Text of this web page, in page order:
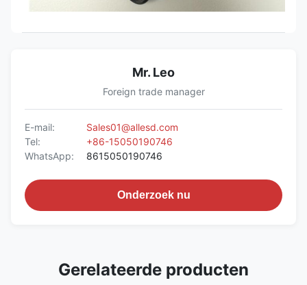
Mr. Leo
Foreign trade manager
E-mail:
Sales01@allesd.com
Tel:
+86-15050190746
WhatsApp:
8615050190746
Onderzoek nu
Gerelateerde producten